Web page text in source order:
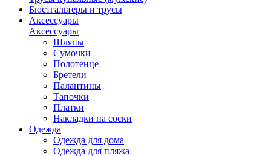
Бюстгальтеры и трусы
Аксессуары
Аксессуары
Шляпы
Сумочки
Полотенце
Бретели
Палантины
Тапочки
Платки
Накладки на соски
Одежда
Одежда для дома
Одежда для пляжа